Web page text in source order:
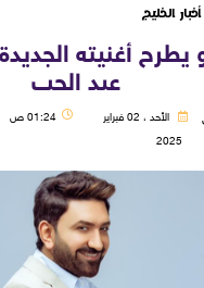
أخبار الخليج
يطرح أغنيته
عيد الحب
الأحد ، 02 فبراير
2025
01:24 ص